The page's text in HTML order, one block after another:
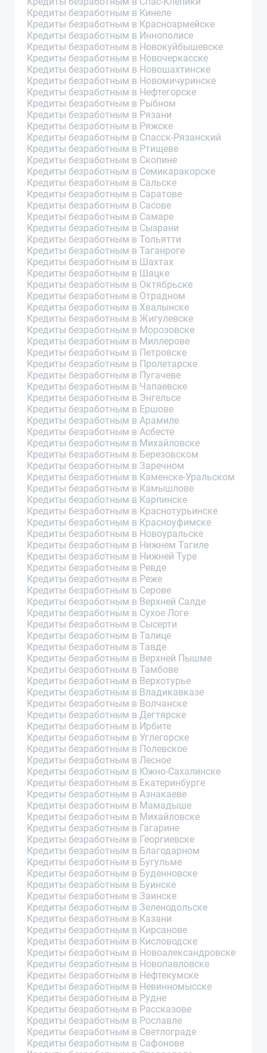
Кредиты безработным в Кинеле
Кредиты безработным в Красноармейске
Кредиты безработным в Иннополисе
Кредиты безработным в Новокуйбышевске
Кредиты безработным в Новочеркасске
Кредиты безработным в Новошахтинске
Кредиты безработным в Новомичуринске
Кредиты безработным в Нефтегорске
Кредиты безработным в Рыбном
Кредиты безработным в Рязани
Кредиты безработным в Ряжске
Кредиты безработным в Спасск-Рязанский
Кредиты безработным в Ртищеве
Кредиты безработным в Скопине
Кредиты безработным в Семикаракорске
Кредиты безработным в Сальске
Кредиты безработным в Саратове
Кредиты безработным в Сасове
Кредиты безработным в Самаре
Кредиты безработным в Сызрани
Кредиты безработным в Тольятти
Кредиты безработным в Таганроге
Кредиты безработным в Шахтах
Кредиты безработным в Шацке
Кредиты безработным в Октябрьске
Кредиты безработным в Отрадном
Кредиты безработным в Хвалынске
Кредиты безработным в Жигулевске
Кредиты безработным в Морозовске
Кредиты безработным в Миллерове
Кредиты безработным в Петровске
Кредиты безработным в Пролетарске
Кредиты безработным в Пугачеве
Кредиты безработным в Чапаевске
Кредиты безработным в Энгельсе
Кредиты безработным в Ершове
Кредиты безработным в Арамиле
Кредиты безработным в Асбесте
Кредиты безработным в Михайловске
Кредиты безработным в Березовском
Кредиты безработным в Заречном
Кредиты безработным в Каменске-Уральском
Кредиты безработным в Камышлове
Кредиты безработным в Карпинске
Кредиты безработным в Краснотурьинске
Кредиты безработным в Красноуфимске
Кредиты безработным в Новоуральске
Кредиты безработным в Нижнем Тагиле
Кредиты безработным в Нижней Туре
Кредиты безработным в Ревде
Кредиты безработным в Реже
Кредиты безработным в Серове
Кредиты безработным в Верхней Салде
Кредиты безработным в Сухое Логе
Кредиты безработным в Сысерти
Кредиты безработным в Талице
Кредиты безработным в Тавде
Кредиты безработным в Верхней Пышме
Кредиты безработным в Тамбове
Кредиты безработным в Верхотурье
Кредиты безработным в Владикавказе
Кредиты безработным в Волчанске
Кредиты безработным в Дегтярске
Кредиты безработным в Ирбите
Кредиты безработным в Углегорске
Кредиты безработным в Полевское
Кредиты безработным в Лесное
Кредиты безработным в Южно-Сахалинске
Кредиты безработным в Екатеринбурге
Кредиты безработным в Азнакаеве
Кредиты безработным в Мамадыше
Кредиты безработным в Михайловске
Кредиты безработным в Гагарине
Кредиты безработным в Георгиевске
Кредиты безработным в Благодарном
Кредиты безработным в Бугульме
Кредиты безработным в Буденновске
Кредиты безработным в Буинске
Кредиты безработным в Заинске
Кредиты безработным в Зеленодольске
Кредиты безработным в Казани
Кредиты безработным в Кирсанове
Кредиты безработным в Кисловодске
Кредиты безработным в Новоалександровске
Кредиты безработным в Новопавловске
Кредиты безработным в Нефтекумске
Кредиты безработным в Невинномысске
Кредиты безработным в Рудне
Кредиты безработным в Рассказове
Кредиты безработным в Рославле
Кредиты безработным в Светлограде
Кредиты безработным в Сафонове